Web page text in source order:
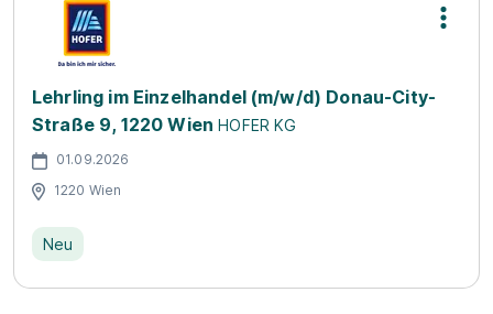
Lehrling im Einzelhandel (m/w/d) Donau-City-
Straße 9, 1220 Wien HOFER KG
01.09.2026
1220 Wien
Neu